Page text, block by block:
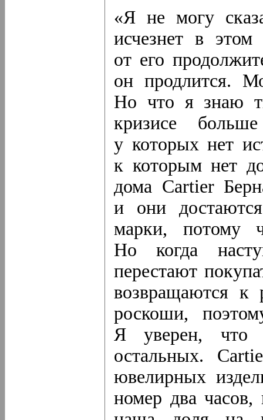
«Я не могу
исчезнет в этом
от его
он продлится.
Но что я знаю
кризисе
у которых нет
к которым нет
дома Cartier
и они
марки, потому
Но когда
перестают
возвращаются к
роскоши,
Я уверен, что
остальных.
ювелирных
номер два